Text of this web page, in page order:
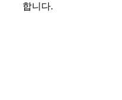
합니다.